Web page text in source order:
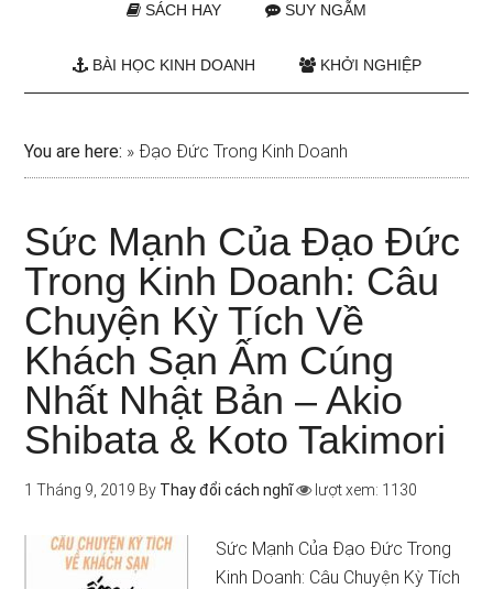
SÁCH HAY SUY NGẪM
BÀI HỌC KINH DOANH KHỞI NGHIỆP
You are here: »Đạo Đức Trong Kinh Doanh
Sức Mạnh Của Đạo Đức
Trong Kinh Doanh: Câu
Chuyện Kỳ Tích Về
Khách Sạn Ấm Cúng
Nhất Nhật Bản – Akio
Shibata & Koto Takimori
1 Tháng 9, 2019 By Thay đổi cách nghĩ lượt xem: 1130
Sức Mạnh Của Đạo Đức Trong
Kinh Doanh: Câu Chuyện Kỳ Tích